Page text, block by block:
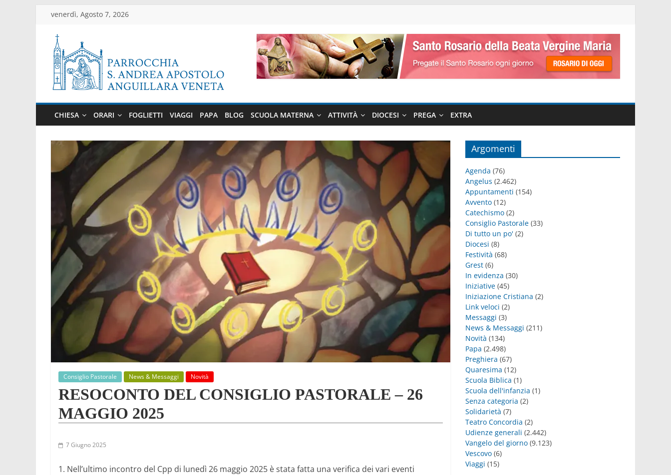
Salta
contenuto
venerdì, Agosto 7, 2026
Parrocchia
di
Anguillara
Veneta
ufficiale
parrocchia
CHIESA ORARI FOGLIETTI VIAGGI PAPA BLOG SCUOLA MATERNA ATTIVITÀ DIOCESI PREGA EXTRA
Consiglio Pastorale News & Messaggi Novità
RESOCONTO DEL CONSIGLIO PASTORALE – 26
MAGGIO 2025
7 Giugno 2025
1. Nell’ultimo incontro del Cpp di lunedì 26 maggio 2025 è stata fatta una verifica dei vari eventi
Argomenti
Agenda (76)
Angelus (2.462)
Appuntamenti (154)
Avvento (12)
Catechismo (2)
Consiglio Pastorale (33)
Di tutto un po' (2)
Diocesi (8)
Festività (68)
Grest (6)
In evidenza (30)
Iniziative (45)
Iniziazione Cristiana (2)
Link veloci (2)
Messaggi (3)
News & Messaggi (211)
Novità (134)
Papa (2.498)
Preghiera (67)
Quaresima (12)
Scuola Biblica (1)
Scuola dell'infanzia (1)
Senza categoria (2)
Solidarietà (7)
Teatro Concordia (2)
Udienze generali (2.442)
Vangelo del giorno (9.123)
Vescovo (6)
Viaggi (15)